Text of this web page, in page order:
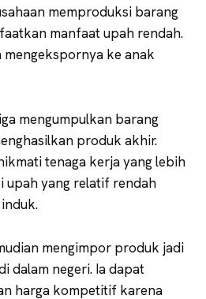
memproduksi barang
manfaat upah rendah.
mengekspornya ke anak
mengumpulkan barang
produk akhir.
tenaga kerja yang lebih
upah yang relatif rendah
mengimpor produk jadi
dalam negeri. Ia dapat
harga kompetitif karena